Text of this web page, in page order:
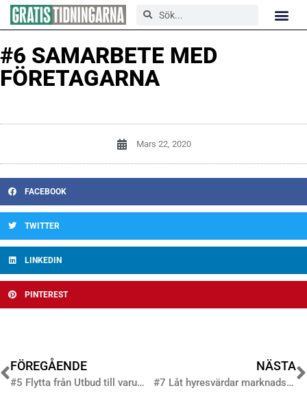
#6 SAMARBETE MED
FÖRETAGARNA
Mars 22, 2020
FACEBOOK
TWITTER
LINKEDIN
PINTEREST
FÖREGÅENDE
#5 Flytta från Utbud till varumärkesannonsering
NÄSTA
#7 Låt hyresvärdar marknadsföra sig